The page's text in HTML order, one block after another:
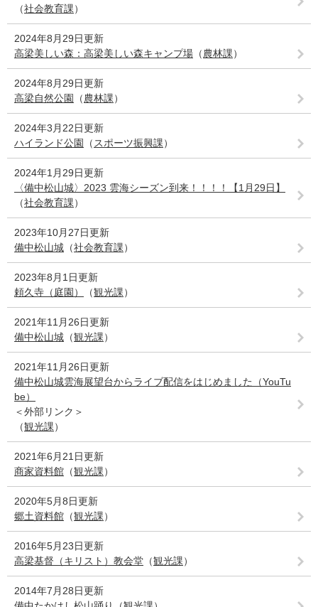
（社会教育課）
2024年8月29日更新
高梁美しい森：高梁美しい森キャンプ場 （農林課）
2024年8月29日更新
高梁自然公園
（農林課）
2024年3月22日更新
ハイランド公園
（ スポーツ振興課）
2024年1月29日更新
〈備中松山城〉2023 雲海シーズン到来！！！！【1月29日】
（社会教育課）
2023年10月27日更新
備中松山城 （社会教育課）
2023年8月1日更新
頼久寺（庭園）
（観光課）
2021年11月26日更新
備中松山城 （観光課）
2021年11月26日更新
備中松山城雲海展望台からライブ配信をはじめました（YouTu
be）
＜外部リンク＞
（観光課）
2021年6月21日更新
商家資料館 （観光課）
2020年5月8日更新
郷土資料館 （観光課）
2016年5月23日更新
高梁基督（キリスト）教会堂 （観光課）
2014年7月28日更新